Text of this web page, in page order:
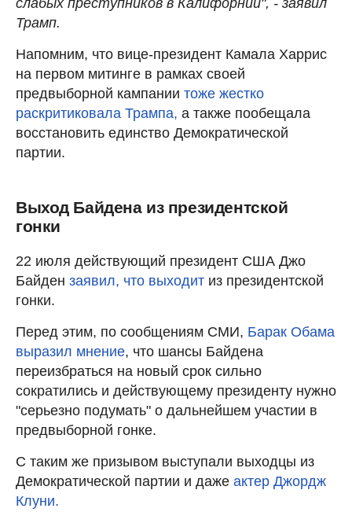
Трамп.
Напомним, что вице-президент Камала Харрис
на первом митинге в рамках своей
предвыборной кампании тоже жестко
раскритиковала Трампа, а также пообещала
восстановить единство Демократической
партии.
Выход Байдена из президентской
гонки
22 июля действующий президент США Джо
Байден заявил, что выходит из президентской
гонки.
Перед этим, по сообщениям СМИ, Барак Обама
выразил мнение, что шансы Байдена
переизбраться на новый срок сильно
сократились и действующему президенту нужно
"серьезно подумать" о дальнейшем участии в
предвыборной гонке.
С таким же призывом выступали выходцы из
Демократической партии и даже актер Джордж
Клуни.